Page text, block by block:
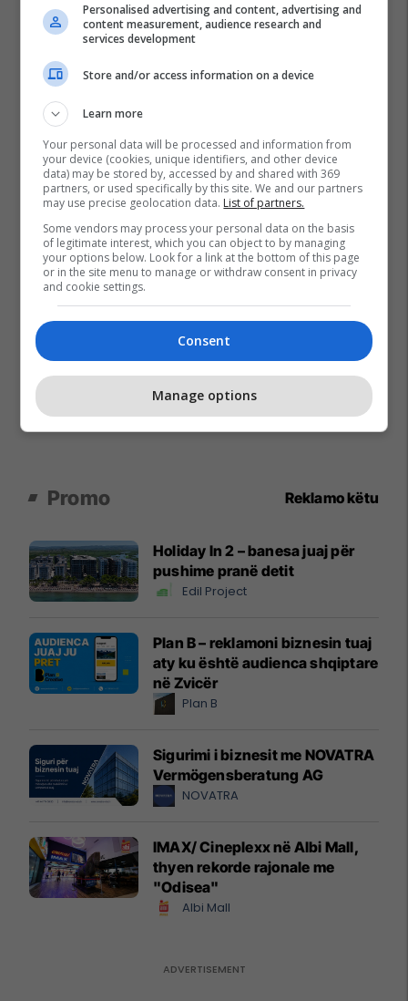
Promo Reklamo këtu
Holiday In 2 – banesa juaj për
pushime pranë detit
Edil Project
Plan B – reklamoni biznesin tuaj
aty ku është audienca shqiptare
në Zvicër
Plan B
Sigurimi i biznesit me NOVATRA
Vermögensberatung AG
NOVATRA
IMAX/ Cineplexx në Albi Mall,
thyen rekorde rajonale me
"Odisea"
Albi Mall
Personalised advertising and content, advertising and
content measurement, audience research and
services development
Store and/or access information on a device
Learn more
Your personal data will be processed and information from
your device (cookies, unique identifiers, and other device
data) may be stored by, accessed by and shared with 369
partners, or used specifically by this site. We and our partners
may use precise geolocation data. List of partners.
Some vendors may process your personal data on the basis
of legitimate interest, which you can object to by managing
your options below. Look for a link at the bottom of this page
or in the site menu to manage or withdraw consent in privacy
and cookie settings.
Consent
Manage options